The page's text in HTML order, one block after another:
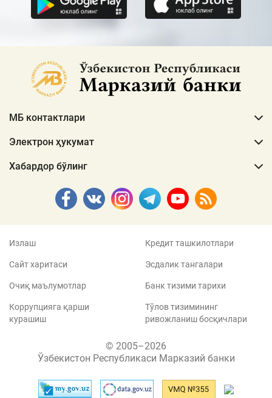
МБ контактлари
Электрон ҳукумат
Хабардор бўлинг
Излаш
Сайт харитаси
Очиқ маълумотлар
Коррупцияга қарши
курашиш
Кредит ташкилотлари
Эсдалик тангалари
Банк тизими тарихи
Тўлов тизимининг
ривожланиш босқичлари
© 2005–2026
Ўзбекистон Республикаси Марказий банки